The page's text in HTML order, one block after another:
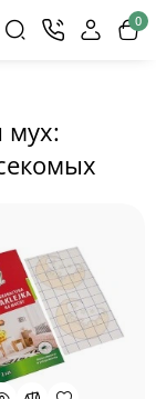
0
мух: